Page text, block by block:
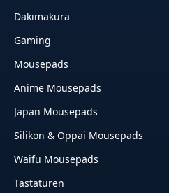
Dakimakura
Gaming
Mousepads
Anime Mousepads
Japan Mousepads
Silikon & Oppai Mousepads
Waifu Mousepads
Tastaturen